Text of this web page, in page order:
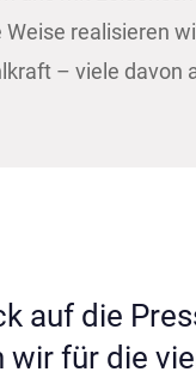
Weise realisieren
– viele davon
auf die
wir für die